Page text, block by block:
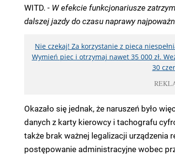
WITD. - W efekcie funkcjonariusze
dalszej jazdy do czasu naprawy
Nie czekaj! Za korzystanie z pieca
Wymień piec i otrzymaj nawet 35 000 zł.
30
Okazało się jednak, że naruszeń było
danych z karty kierowcy i tachografu
także brak ważnej legalizacji urządzenia
postępowanie administracyjne wobec